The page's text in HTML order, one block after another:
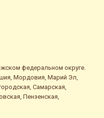
федеральном округе.
Мордовия, Марий Эл,
Самарская,
Пензенская,